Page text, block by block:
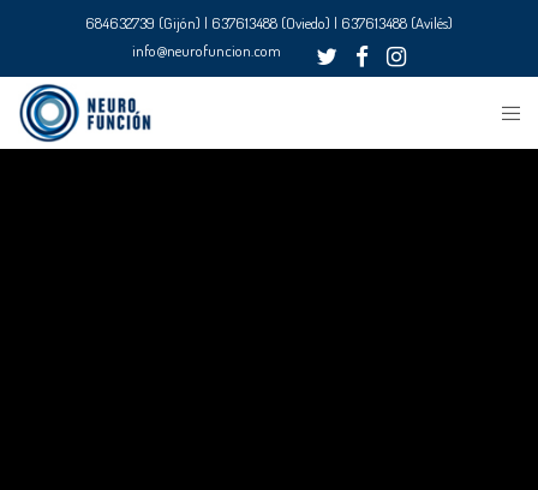
684632739 (Gijón) | 637613488 (Oviedo) | 637613488 (Avilés)
info@neurofuncion.com